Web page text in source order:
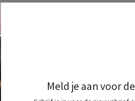
Meld je aan voor